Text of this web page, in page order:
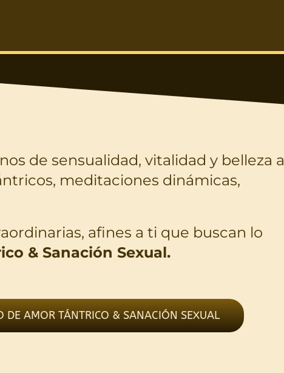
de sensualidad, vitalidad y belleza a
meditaciones dinámicas,
afines a ti que buscan lo
& Sanación Sexual.
DE AMOR TÁNTRICO & SANACIÓN SEXUAL